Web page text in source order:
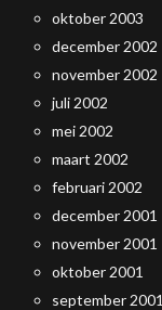
oktober 2003
december 2002
november 2002
juli 2002
mei 2002
maart 2002
februari 2002
december 2001
november 2001
oktober 2001
september 2001